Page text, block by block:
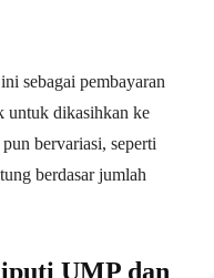
sebagai pembayaran
untuk dikasihkan ke
bervariasi, seperti
berdasar jumlah
UMP dan